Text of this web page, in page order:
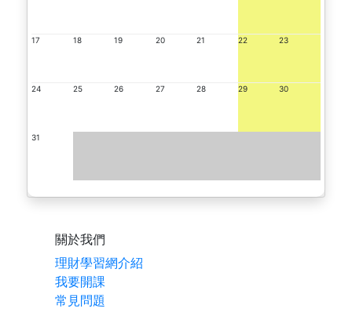
17 18 19 20 21 22 23
24 25 26 27 28 29 30
31
關於我們
理財學習網介紹
我要開課
常見問題